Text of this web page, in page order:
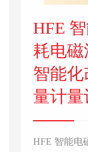
HFE
耗电磁
智能
量计量
HFE 智能电